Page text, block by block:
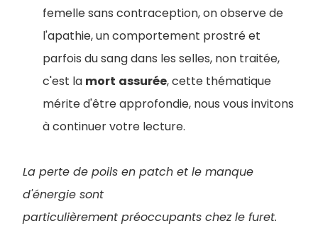
femelle sans contraception, on observe de
l'apathie, un comportement prostré et
parfois du sang dans les selles, non traitée,
c'est la mort assurée, cette thématique
mérite d'être approfondie, nous vous invitons
à continuer votre lecture.
La perte de poils en patch et le manque
d'énergie sont
particulièrement préoccupants chez le furet.